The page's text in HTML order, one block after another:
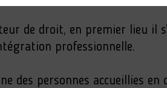
de droit, en premier lieu il
professionnelle.
des personnes accueillies en